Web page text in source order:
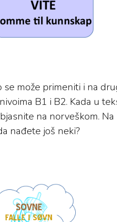
može primeniti i na
B1 i B2. Kada u
na norveškom. Na
nađete još neki?